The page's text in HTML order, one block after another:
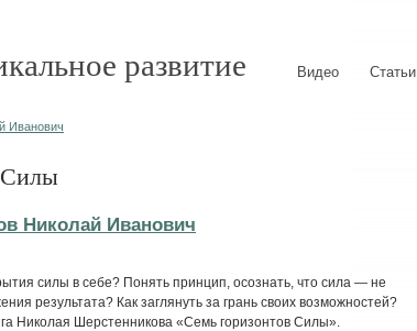
развитие Видео Статьи
Иванович
Силы
Николай Иванович
силы в себе? Понять принцип, осознать, что сила — не
результата? Как заглянуть за грань своих возможностей?
Николая Шерстенникова «Семь горизонтов Силы».